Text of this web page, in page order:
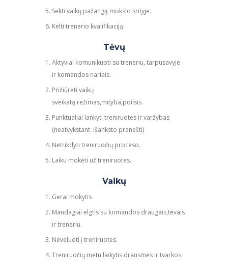
Sekti vaikų pažangą mokslo srityje.
Kelti trenerio kvalifikaciją.
Tėvų
Aktyviai komunikuoti su treneriu, tarpusavyje
ir komandos nariais.
Prižiūrėti vaikų
sveikatą:režimas,mityba,poilsis.
Punktualiai lankyti treniruotes ir varžybas
(neatvykstant išanksto pranešti)
Netrikdyti treniruočių proceso.
Laiku mokėti už treniruotes.
Vaikų
Gerai mokytis
Mandagiai elgtis su komandos draugais,tėvais
ir treneriu.
Neveluoti į treniruotes.
Treniruočių metu laikytis drausmės ir tvarkos.